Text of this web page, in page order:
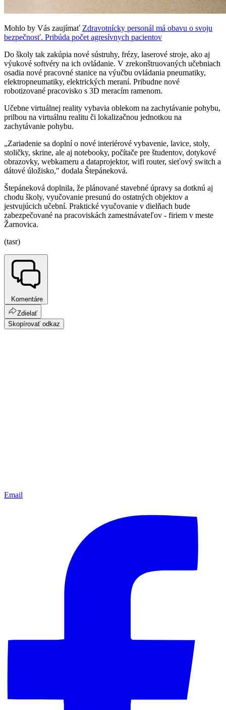
Mohlo by Vás zaujímať Zdravotnícky personál má obavu o svoju
bezpečnosť. Pribúda počet agresívnych pacientov
Do školy tak zakúpia nové sústruhy, frézy, laserové stroje, ako aj
výukové softvéry na ich ovládanie. V zrekonštruovaných učebniach
osadia nové pracovné stanice na výučbu ovládania pneumatiky,
elektropneumatiky, elektrických meraní. Pribudne nové
robotizované pracovisko s 3D meracím ramenom.
Učebne virtuálnej reality vybavia oblekom na zachytávanie pohybu,
prilbou na virtuálnu realitu či lokalizačnou jednotkou na
zachytávanie pohybu.
„Zariadenie sa doplní o nové interiérové vybavenie, lavice, stoly,
stoličky, skrine, ale aj notebooky, počítače pre študentov, dotykové
obrazovky, webkameru a dataprojektor, wifi router, sieťový switch a
dátové úložisko," dodala Štepáneková.
Štepáneková doplnila, že plánované stavebné úpravy sa dotknú aj
chodu školy, vyučovanie presunú do ostatných objektov a
jestvujúcich učební. Praktické vyučovanie v dielňach bude
zabezpečované na pracoviskách zamestnávateľov - firiem v meste
Žarnovica.
(tasr)
Komentáre
Zdielať
Skopírovať odkaz
Email